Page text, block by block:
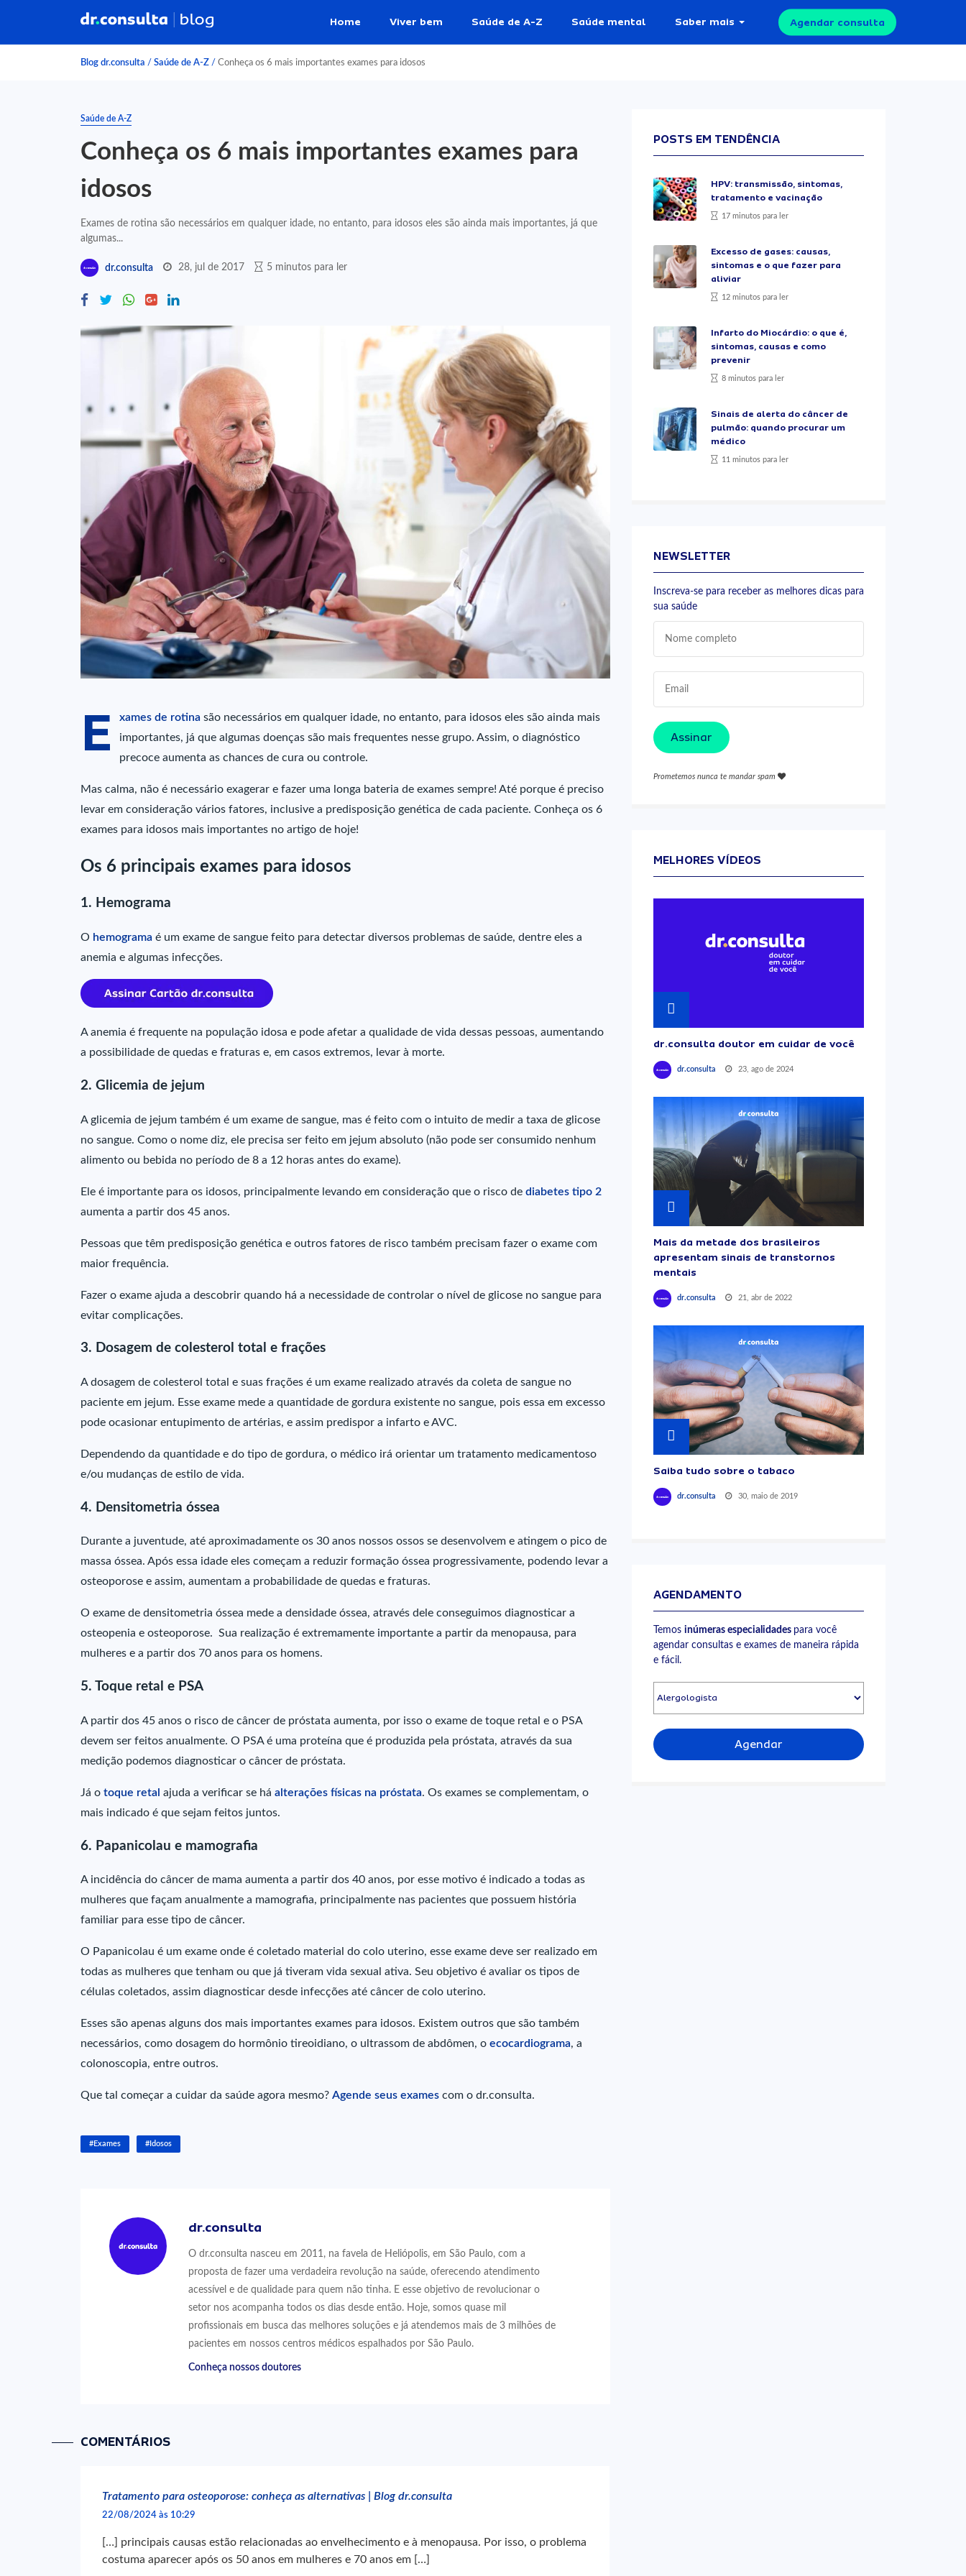
Home Viver bem Saúde de A-Z Saúde mental Saber mais Agendar consulta
Blog dr.consulta / Saúde de A-Z / Conheça os 6 mais importantes exames para idosos
Saúde de A-Z
Conheça os 6 mais importantes exames para
idosos
Exames de rotina são necessários em qualquer idade, no entanto, para idosos eles são ainda mais importantes, já que
algumas...
dr.consulta 28, jul de 2017 5 minutos para ler
E xames de rotina são necessários em qualquer idade, no entanto, para idosos eles são ainda mais
importantes, já que algumas doenças são mais frequentes nesse grupo. Assim, o diagnóstico
precoce aumenta as chances de cura ou controle.
Mas calma, não é necessário exagerar e fazer uma longa bateria de exames sempre! Até porque é preciso
levar em consideração vários fatores, inclusive a predisposição genética de cada paciente. Conheça os 6
exames para idosos mais importantes no artigo de hoje!
Os 6 principais exames para idosos
1. Hemograma
O hemograma é um exame de sangue feito para detectar diversos problemas de saúde, dentre eles a
anemia e algumas infecções.
A anemia é frequente na população idosa e pode afetar a qualidade de vida dessas pessoas, aumentando
a possibilidade de quedas e fraturas e, em casos extremos, levar à morte.
2. Glicemia de jejum
A glicemia de jejum também é um exame de sangue, mas é feito com o intuito de medir a taxa de glicose
no sangue. Como o nome diz, ele precisa ser feito em jejum absoluto (não pode ser consumido nenhum
alimento ou bebida no período de 8 a 12 horas antes do exame).
Ele é importante para os idosos, principalmente levando em consideração que o risco de diabetes tipo 2
aumenta a partir dos 45 anos.
Pessoas que têm predisposição genética e outros fatores de risco também precisam fazer o exame com
maior frequência.
Fazer o exame ajuda a descobrir quando há a necessidade de controlar o nível de glicose no sangue para
evitar complicações.
3. Dosagem de colesterol total e frações
A dosagem de colesterol total e suas frações é um exame realizado através da coleta de sangue no
paciente em jejum. Esse exame mede a quantidade de gordura existente no sangue, pois essa em excesso
pode ocasionar entupimento de artérias, e assim predispor a infarto e AVC.
Dependendo da quantidade e do tipo de gordura, o médico irá orientar um tratamento medicamentoso
e/ou mudanças de estilo de vida.
4. Densitometria óssea
Durante a juventude, até aproximadamente os 30 anos nossos ossos se desenvolvem e atingem o pico de
massa óssea. Após essa idade eles começam a reduzir formação óssea progressivamente, podendo levar a
osteoporose e assim, aumentam a probabilidade de quedas e fraturas.
O exame de densitometria óssea mede a densidade óssea, através dele conseguimos diagnosticar a
osteopenia e osteoporose. Sua realização é extremamente importante a partir da menopausa, para
mulheres e a partir dos 70 anos para os homens.
5. Toque retal e PSA
A partir dos 45 anos o risco de câncer de próstata aumenta, por isso o exame de toque retal e o PSA
devem ser feitos anualmente. O PSA é uma proteína que é produzida pela próstata, através da sua
medição podemos diagnosticar o câncer de próstata.
Já o toque retal ajuda a verificar se há alterações físicas na próstata. Os exames se complementam, o
mais indicado é que sejam feitos juntos.
6. Papanicolau e mamografia
A incidência do câncer de mama aumenta a partir dos 40 anos, por esse motivo é indicado a todas as
mulheres que façam anualmente a mamografia, principalmente nas pacientes que possuem história
familiar para esse tipo de câncer.
O Papanicolau é um exame onde é coletado material do colo uterino, esse exame deve ser realizado em
todas as mulheres que tenham ou que já tiveram vida sexual ativa. Seu objetivo é avaliar os tipos de
células coletados, assim diagnosticar desde infecções até câncer de colo uterino.
Esses são apenas alguns dos mais importantes exames para idosos. Existem outros que são também
necessários, como dosagem do hormônio tireoidiano, o ultrassom de abdômen, o ecocardiograma, a
colonoscopia, entre outros.
Que tal começar a cuidar da saúde agora mesmo? Agende seus exames com o dr.consulta.
#Exames #Idosos
dr.consulta
O dr.consulta nasceu em 2011, na favela de Heliópolis, em São Paulo, com a
proposta de fazer uma verdadeira revolução na saúde, oferecendo atendimento
acessível e de qualidade para quem não tinha. E esse objetivo de revolucionar o
setor nos acompanha todos os dias desde então. Hoje, somos quase mil
profissionais em busca das melhores soluções e já atendemos mais de 3 milhões de
pacientes em nossos centros médicos espalhados por São Paulo.
Conheça nossos doutores
COMENTÁRIOS
Tratamento para osteoporose: conheça as alternativas | Blog dr.consulta
22/08/2024 às 10:29
[…] principais causas estão relacionadas ao envelhecimento e à menopausa. Por isso, o problema
costuma aparecer após os 50 anos em mulheres e 70 anos em […]
POSTS EM TENDÊNCIA
HPV: transmissão, sintomas,
tratamento e vacinação
17 minutos para ler
Excesso de gases: causas,
sintomas e o que fazer para
aliviar
12 minutos para ler
Infarto do Miocárdio: o que é,
sintomas, causas e como
prevenir
8 minutos para ler
Sinais de alerta do câncer de
pulmão: quando procurar um
médico
11 minutos para ler
NEWSLETTER
Inscreva-se para receber as melhores dicas para
sua saúde
Assinar
Prometemos nunca te mandar spam
MELHORES VÍDEOS
dr.consulta doutor em cuidar de você
dr.consulta 23, ago de 2024
Mais da metade dos brasileiros
apresentam sinais de transtornos
mentais
dr.consulta 21, abr de 2022
Saiba tudo sobre o tabaco
dr.consulta 30, maio de 2019
AGENDAMENTO
Temos inúmeras especialidades para você
agendar consultas e exames de maneira rápida
e fácil.
Agendar